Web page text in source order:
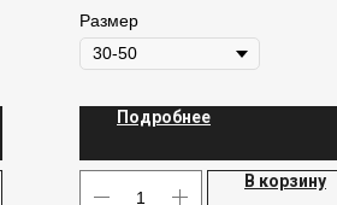
Размер
Подробнее
В корзину